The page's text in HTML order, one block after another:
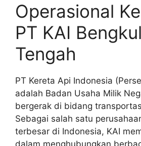
Operasional
PT KAI
Tengah
PT Kereta Api Indonesia
adalah Badan Usaha Milik
bergerak di bidang
Sebagai salah satu
terbesar di Indonesia, KAI